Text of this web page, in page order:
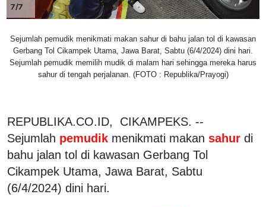
7/7
Sejumlah pemudik menikmati makan sahur di bahu jalan tol di kawasan
Gerbang Tol Cikampek Utama, Jawa Barat, Sabtu (6/4/2024) dini hari.
Sejumlah pemudik memilih mudik di malam hari sehingga mereka harus
sahur di tengah perjalanan. (FOTO : Republika/Prayogi)
REPUBLIKA.CO.ID, CIKAMPEKS. --
Sejumlah pemudik menikmati makan sahur di
bahu jalan tol di kawasan Gerbang Tol
Cikampek Utama, Jawa Barat, Sabtu
(6/4/2024) dini hari.